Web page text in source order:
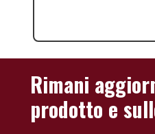
Rimani
prodotto e